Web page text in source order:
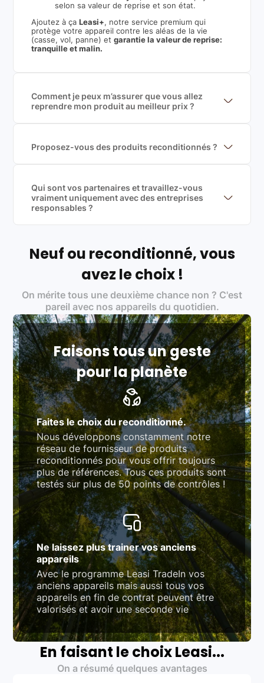
selon sa valeur de reprise et son état.
Ajoutez à çaLeasi+, notre service premium qui
protège votre appareil contre les aléas de la vie
(casse, vol, panne) etgarantie la valeur de reprise:
tranquille et malin.
Comment je peux m’assurer que vous allez
reprendre mon produit au meilleur prix ?
garantir le meilleur prix de rachat. De plus, nous
sommes rémunéré à la commission sur la valeur de
Proposez-vous des produits reconditionnés ?
produits officiels de grandes marques et du
reconditionné de haute qualité
Qui sont vos partenaires et travaillez-vous
vraiment uniquement avec des entreprises
responsables ?
Labels environnementaux & qualité de nos partenaires
traitement des déchets électroniques (DEEE)
Produits testés et vérifiés selon des standards
rigoureux (80 à 100 points de contrôle en
fonction des produits)
Respect des normes RAEE, RoHS, et du
référentiel QualiRepar (bonus réparation)
Neuf ou reconditionné, vous
avez le choix !
On mérite tous une deuxième chance non ? C'est
pareil avec nos appareils du quotidien.
Faisons tous un geste
pour la planète
Faites le choix du reconditionné.
Nous développons constamment notre
réseau de fournisseur de produits
reconditionnés pour vous offrir toujours
plus de références. Tous ces produits sont
testés sur plus de 50 points de contrôles !
Ne laissez plus trainer vos anciens
appareils
Avec le programme Leasi TradeIn vos
anciens appareils mais aussi tous vos
appareils en fin de contrat peuvent être
valorisés et avoir une seconde vie
En faisant le choix Leasi...
On a résumé quelques avantages